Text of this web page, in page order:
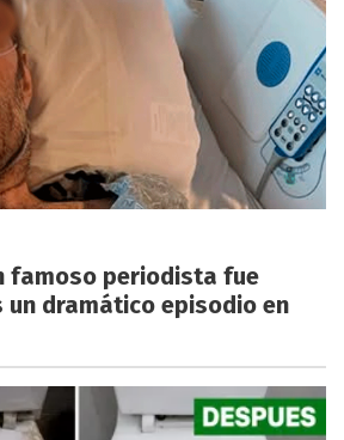
famoso periodista fue
dramático episodio en